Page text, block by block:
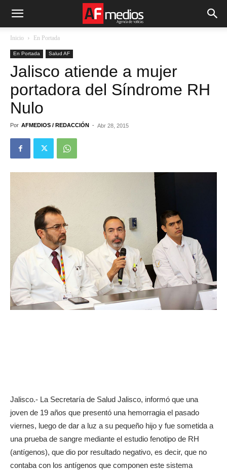
Inicio En Portada
En Portada Salud AF
Jalisco atiende a mujer
portadora del Síndrome RH
Nulo
Por AFMEDIOS / REDACCIÓN - Abr 28, 2015
Jalisco.- La Secretaría de Salud Jalisco, informó que una
joven de 19 años que presentó una hemorragia el pasado
viernes, luego de dar a luz a su pequeño hijo y fue sometida a
una prueba de sangre mediante el estudio fenotipo de RH
(antígenos), que dio por resultado negativo, es decir, que no
contaba con los antígenos que componen este sistema